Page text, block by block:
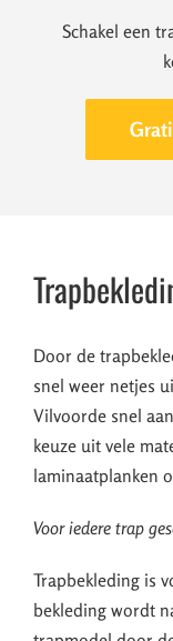
Schakel een
Door de
snel weer netjes
Vilvoorde snel
keuze uit vele
laminaatplanken
Voor iedere trap
Trapbekleding is
bekleding wordt